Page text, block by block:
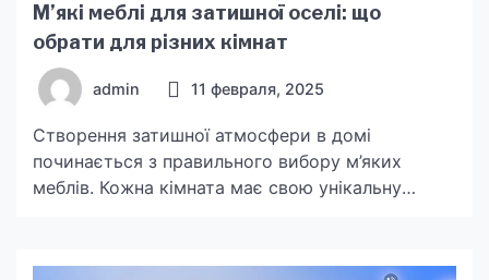
М’які меблі для затишної оселі: що
обрати для різних кімнат
admin 11 февраля, 2025
Створення затишної атмосфери в домі
починається з правильного вибору м’яких
меблів. Кожна кімната має свою унікальну
Розглянемо, як створити ідеальний простір у